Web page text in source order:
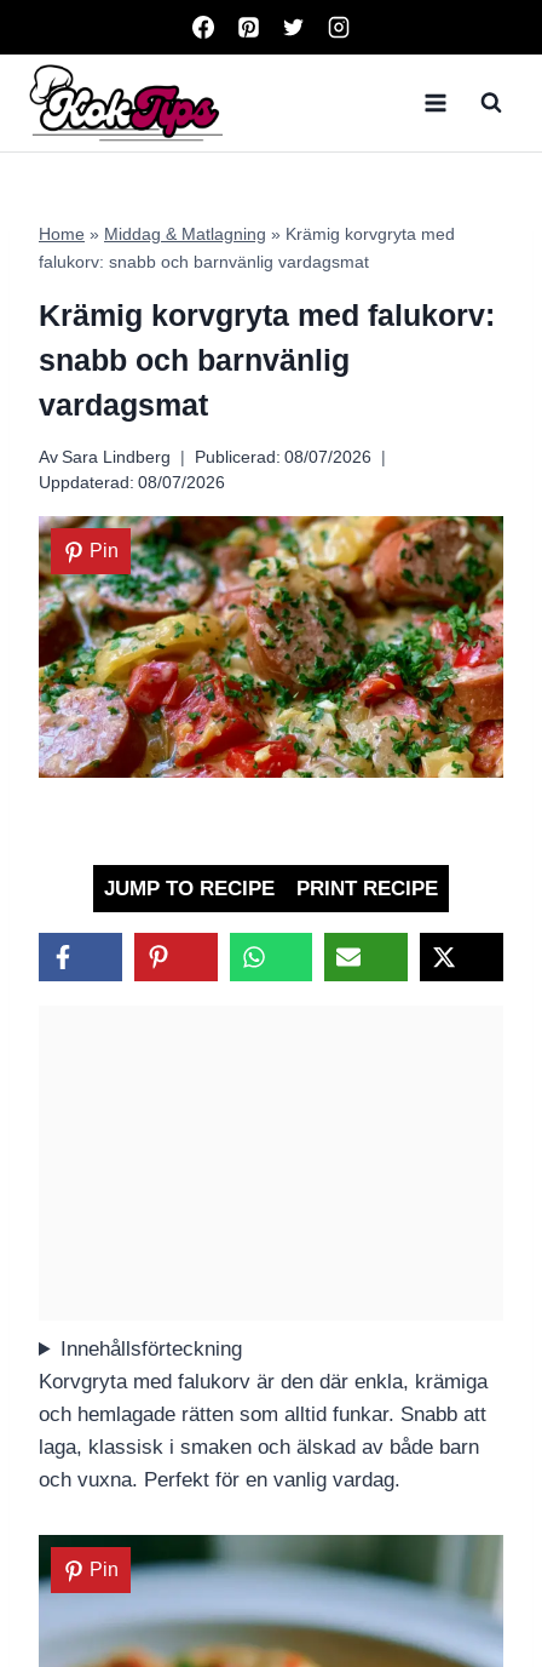
content
Home » Middag & Matlagning » Krämig korvgryta med
falukorv: snabb och barnvänlig vardagsmat
Krämig korvgryta med falukorv:
snabb och barnvänlig
vardagsmat
Av Sara Lindberg Publicerad: 08/07/2026
Uppdaterad: 08/07/2026
Pin
JUMP TO RECIPE PRINT RECIPE
Innehållsförteckning
Korvgryta med falukorv är den där enkla, krämiga
och hemlagade rätten som alltid funkar. Snabb att
laga, klassisk i smaken och älskad av både barn
och vuxna. Perfekt för en vanlig vardag.
Pin